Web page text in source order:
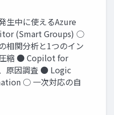
生中に使えるAzure
(Smart Groups) ○
相関分析と1つのイン
縮 ● Copilot for
原因調査 ● Logic
○ 一次対応の自